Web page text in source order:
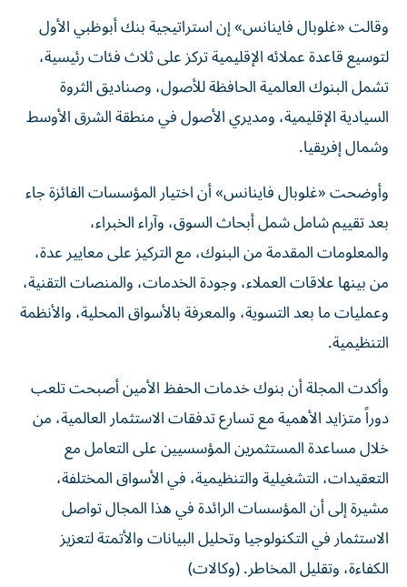
وقالت «غلوبال فاينانس» إن استراتيجية بنك أبوظبي الأول
لتوسيع قاعدة عملائه الإقليمية تركز على ثلاث فئات رئيسية،
تشمل البنوك العالمية الحافظة للأصول، وصناديق الثروة
السيادية الإقليمية، ومديري الأصول في منطقة الشرق الأوسط
وشمال إفريقيا.
وأوضحت «غلوبال فاينانس» أن اختيار المؤسسات الفائزة جاء
بعد تقييم شامل شمل أبحاث السوق، وآراء الخبراء،
والمعلومات المقدمة من البنوك، مع التركيز على معايير عدة،
من بينها علاقات العملاء، وجودة الخدمات، والمنصات التقنية،
وعمليات ما بعد التسوية، والمعرفة بالأسواق المحلية، والأنظمة
التنظيمية.
وأكدت المجلة أن بنوك خدمات الحفظ الأمين أصبحت تلعب
دوراً متزايد الأهمية مع تسارع تدفقات الاستثمار العالمية، من
خلال مساعدة المستثمرين المؤسسيين على التعامل مع
التعقيدات، التشغيلية والتنظيمية، في الأسواق المختلفة،
مشيرة إلى أن المؤسسات الرائدة في هذا المجال تواصل
الاستثمار في التكنولوجيا وتحليل البيانات والأتمتة لتعزيز
الكفاءة، وتقليل المخاطر. (وكالات)